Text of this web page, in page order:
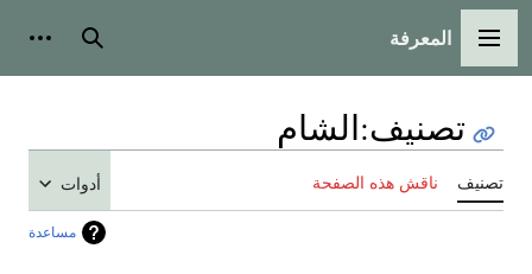
القائمة الرئيسية
المعرفة بحث
تصنيف:الشام
تصنيف ناقش هذه الصفحة أدوات
مساعدة